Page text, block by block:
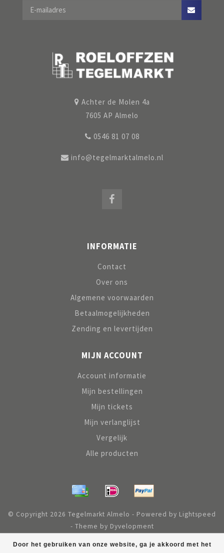
Door het gebruiken van onze website, ga je akkoord met het
Achter de Molen 4a
7605 AP Almelo
0546 81 07 08
info@tegelmarktalmelo.nl
INFORMATIE
Contact
Over ons
Algemene voorwaarden
Betaalmogelijkheden
Zending en levertijden
MIJN ACCOUNT
Account informatie
Mijn bestellingen
Mijn tickets
Mijn verlanglijst
Vergelijk
Alle producten
© Copyright 2026 Tegelmarkt Almelo - Powered by Lightspeed
- Theme by Dyvelopment
Roeloffzen Tegelmarkt scoort 9,4 /10uit56 klantbeoordelingen at5-